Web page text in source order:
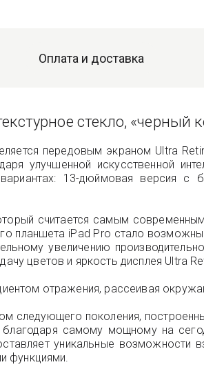
Оплата и доставка
стекло, «черный
передовым экраном Ultra
улучшенной искусственной
13-дюймовая версия
считается самым
планшета iPad Pro стало
увеличению
цветов и яркость дисплея Ultra
отражения, рассеивая
поколения,
благодаря самому мощному на
уникальные возможности
функциями.